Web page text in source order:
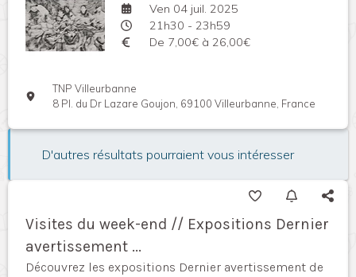
Ven 04 juil. 2025
21h30 - 23h59
De 7,00€ à 26,00€
TNP Villeurbanne
8 Pl. du Dr Lazare Goujon, 69100 Villeurbanne, France
D'autres résultats pourraient vous intéresser
Visites du week-end // Expositions Dernier
avertissement ...
Découvrez les expositions Dernier avertissement de